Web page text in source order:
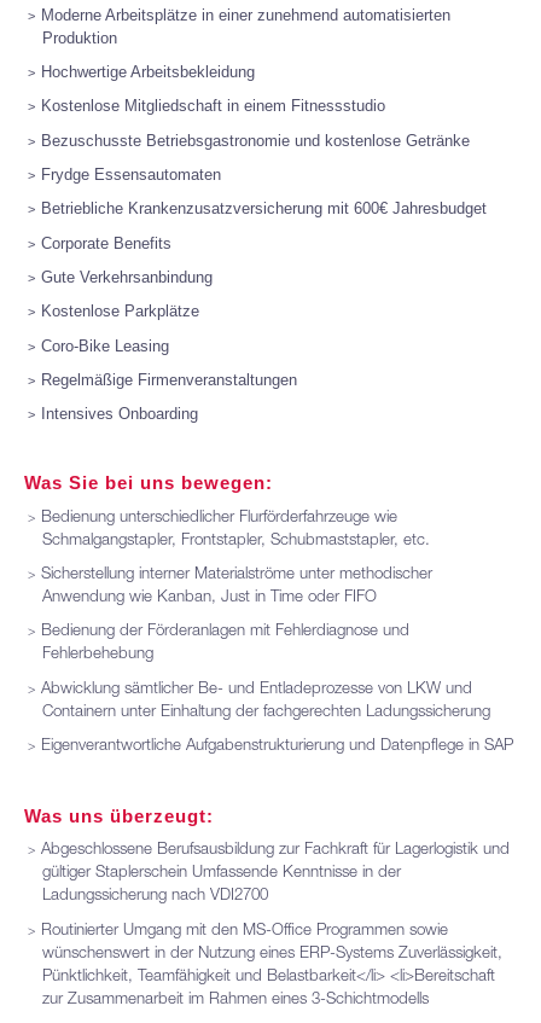
Moderne Arbeitsplätze in einer zunehmend automatisierten
Produktion
Hochwertige Arbeitsbekleidung
Kostenlose Mitgliedschaft in einem Fitnessstudio
Bezuschusste Betriebsgastronomie und kostenlose Getränke
Frydge Essensautomaten
Betriebliche Krankenzusatzversicherung mit 600€ Jahresbudget
Corporate Benefits
Gute Verkehrsanbindung
Kostenlose Parkplätze
Coro-Bike Leasing
Regelmäßige Firmenveranstaltungen
Intensives Onboarding
Was Sie bei uns bewegen:
Bedienung unterschiedlicher Flurförderfahrzeuge wie
Schmalgangstapler, Frontstapler, Schubmaststapler, etc.
Sicherstellung interner Materialströme unter methodischer
Anwendung wie Kanban, Just in Time oder FIFO
Bedienung der Förderanlagen mit Fehlerdiagnose und
Fehlerbehebung
Abwicklung sämtlicher Be- und Entladeprozesse von LKW und
Containern unter Einhaltung der fachgerechten Ladungssicherung
Eigenverantwortliche Aufgabenstrukturierung und Datenpflege in SAP
Was uns überzeugt:
Abgeschlossene Berufsausbildung zur Fachkraft für Lagerlogistik und
gültiger Staplerschein Umfassende Kenntnisse in der
Ladungssicherung nach VDI2700
Routinierter Umgang mit den MS-Office Programmen sowie
wünschenswert in der Nutzung eines ERP-Systems Zuverlässigkeit,
Pünktlichkeit, Teamfähigkeit und Belastbarkeit</li> <li>Bereitschaft
zur Zusammenarbeit im Rahmen eines 3-Schichtmodells